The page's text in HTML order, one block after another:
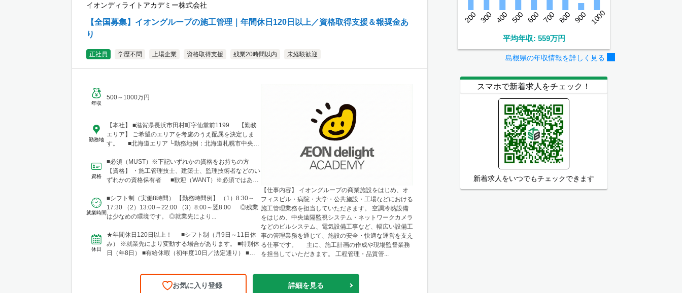
よりアクセス良好 ※関西、近畿圏を中心としたエリアの
ほか、東海・北陸エリアにも現場あり。
イオンディライトアカデミー株式会社
【全国募集】イオングループの施工管理｜年間休日120日以上／資格取得支援＆報奨金あ
り
正社員 学歴不問 上場企業 資格取得支援 残業20時間以内 未経験歓迎
年収
500～1000万円
勤務地
【本社】 ■滋賀県長浜市田村町字仙堂前1199 【勤務
エリア】 ご希望のエリアを考慮のうえ配属を決定しま
す。 ■北海道エリア └勤務地例：北海道札幌市中央区
市宮城野区榴岡3-4-1 ■北陸信越エリア └勤務地例：
新潟県新潟市中央区笹口1-2 ■関東エリア └勤務地
例：東京都千代田区神田錦町1-1-1 ■東海エリア └勤
■関西エリア └勤務地例：大阪府大阪市中央区南船場2-
3-2 ■中国・四国エリア └勤務地例：広島県広島市南
区段原南1-3-52 ■九州エリア └勤務地例：福岡県福岡
担当いただく際、現場によっては、自宅または現場付近
のホテルから直行直帰をお願いする場合があります。
資格
■必須（MUST）※下記いずれかの資格をお持ちの方
【資格】 ・施工管理技士、建築士、監理技術者などのい
ずれかの資格保有者 ■歓迎（WANT）※必須ではあり
就業時間
■シフト制（実働8時間） 【勤務時間例】 （1）8:30～
17:30 （2）13:00～22:00 （3）8:00～翌8:00 ◎残業
は少なめの環境です。 ◎就業先により...
休日
★年間休日120日以上！ ■シフト制（月9日～11日休
み） ※就業先により変動する場合があります。 ■特別休
日（年8日） ■有給休暇（初年度10日／法定通り） ■慶
【仕事内容】 イオングループの商業施設をはじめ、オ
フィスビル・病院・大学・公共施設・工場などにおける
施工管理業務を担当していただきます。 空調冷熱設備
をはじめ、中央遠隔監視システム・ネットワークカメラ
などのビルシステム、電気設備工事など、幅広い設備工
事の管理業務を通じて、施設の安全・快適な運営を支え
る仕事です。 主に、施工計画の作成や現場監督業務
を担当していただきます。 工程管理・品質管...
お気に入り登録 詳細を見る
200 300 400 500 600 700 800 900 1000
平均年収: 559万円
島根県の年収情報を詳しく見る
スマホで新着求人をチェック！
新着求人をいつでもチェックできます